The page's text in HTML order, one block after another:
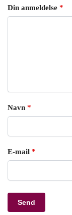
Din anmeldelse *
Navn *
E-mail *